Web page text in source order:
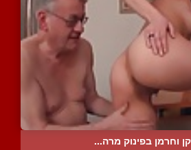
וחרמן בפינוק מרה...